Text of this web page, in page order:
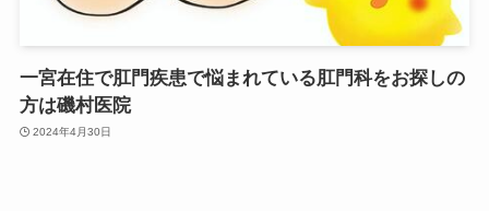
一宮在住で肛門疾患で悩まれている肛門科をお探しの
方は磯村医院
2024年4月30日